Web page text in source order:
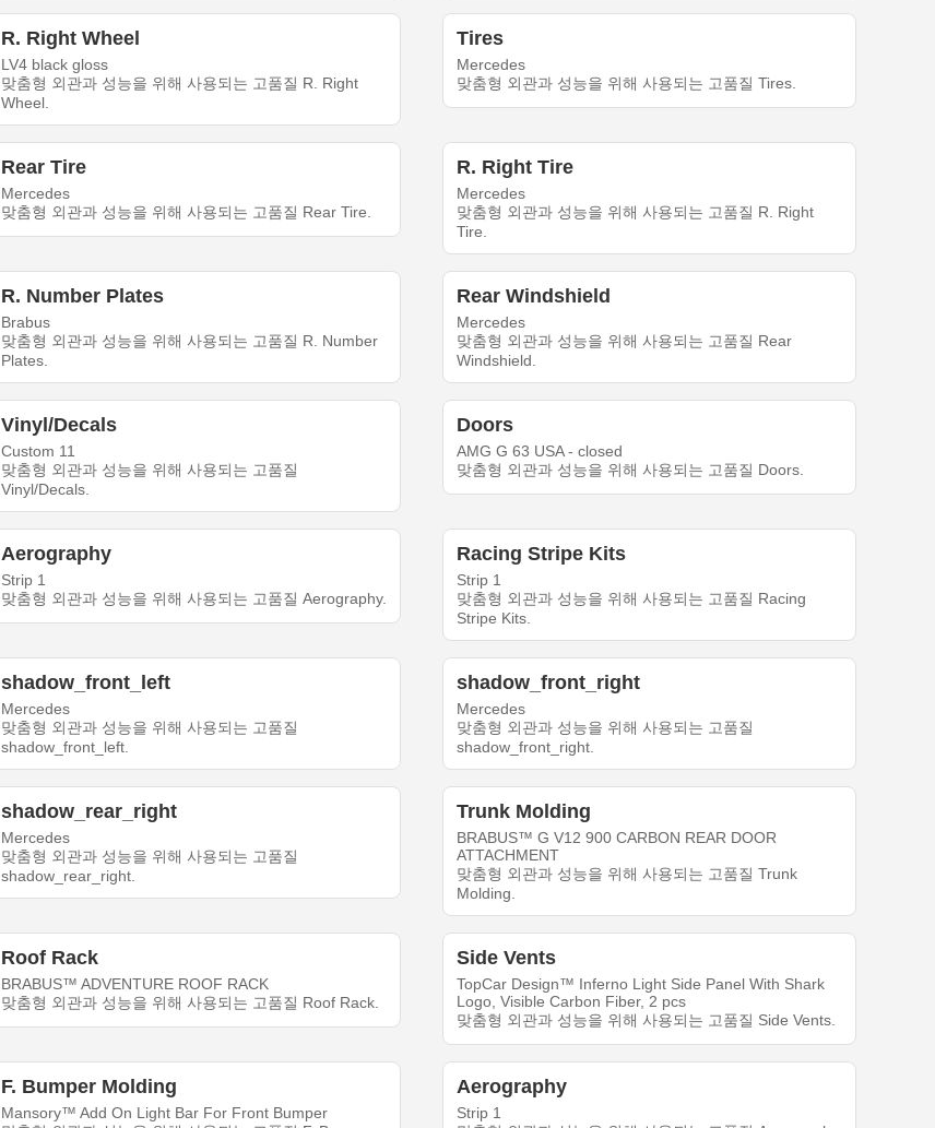
R. Right Wheel
LV4 black gloss
맞춤형 외관과 성능을 위해 사용되는 고품질 R. Right
Wheel.
Tires
Mercedes
맞춤형 외관과 성능을 위해 사용되는 고품질 Tires.
Rear Tire
Mercedes
맞춤형 외관과 성능을 위해 사용되는 고품질 Rear Tire.
R. Right Tire
Mercedes
맞춤형 외관과 성능을 위해 사용되는 고품질 R. Right
Tire.
R. Number Plates
Brabus
맞춤형 외관과 성능을 위해 사용되는 고품질 R. Number
Plates.
Rear Windshield
Mercedes
맞춤형 외관과 성능을 위해 사용되는 고품질 Rear
Windshield.
Vinyl/Decals
Custom 11
맞춤형 외관과 성능을 위해 사용되는 고품질
Vinyl/Decals.
Doors
AMG G 63 USA - closed
맞춤형 외관과 성능을 위해 사용되는 고품질 Doors.
Aerography
Strip 1
맞춤형 외관과 성능을 위해 사용되는 고품질 Aerography.
Racing Stripe Kits
Strip 1
맞춤형 외관과 성능을 위해 사용되는 고품질 Racing
Stripe Kits.
shadow_front_left
Mercedes
맞춤형 외관과 성능을 위해 사용되는 고품질
shadow_front_left.
shadow_front_right
Mercedes
맞춤형 외관과 성능을 위해 사용되는 고품질
shadow_front_right.
shadow_rear_right
Mercedes
맞춤형 외관과 성능을 위해 사용되는 고품질
shadow_rear_right.
Trunk Molding
BRABUS™ G V12 900 CARBON REAR DOOR
ATTACHMENT
맞춤형 외관과 성능을 위해 사용되는 고품질 Trunk
Molding.
Roof Rack
BRABUS™ ADVENTURE ROOF RACK
맞춤형 외관과 성능을 위해 사용되는 고품질 Roof Rack.
Side Vents
TopCar Design™ Inferno Light Side Panel With Shark
Logo, Visible Carbon Fiber, 2 pcs
맞춤형 외관과 성능을 위해 사용되는 고품질 Side Vents.
F. Bumper Molding
Mansory™ Add On Light Bar For Front Bumper
Aerography
Strip 1